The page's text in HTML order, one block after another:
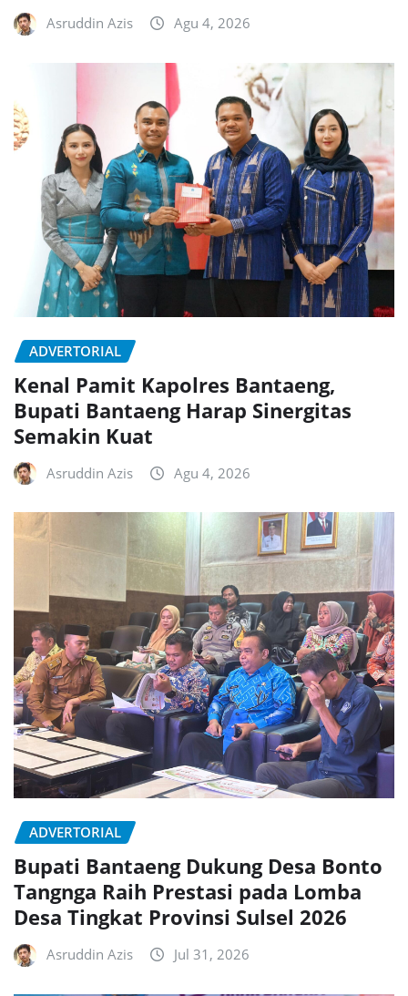
Asruddin Azis Agu 4, 2026
ADVERTORIAL
Kenal Pamit Kapolres Bantaeng,
Bupati Bantaeng Harap Sinergitas
Semakin Kuat
Asruddin Azis Agu 4, 2026
ADVERTORIAL
Bupati Bantaeng Dukung Desa Bonto
Tangnga Raih Prestasi pada Lomba
Desa Tingkat Provinsi Sulsel 2026
Asruddin Azis Jul 31, 2026